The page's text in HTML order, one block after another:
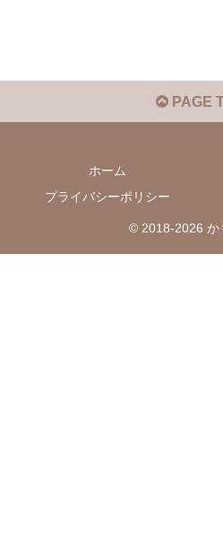
PAGE
ホーム
プライバシーポリシー
© 2018-2026 か